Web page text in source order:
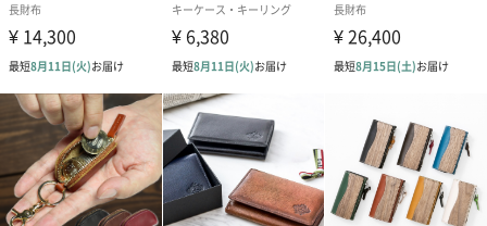
生花
生花のブーケを同梱します。
※9-15時にご注文いただく場合、最短のお届け可能日が通常より
も1日遅くなります。